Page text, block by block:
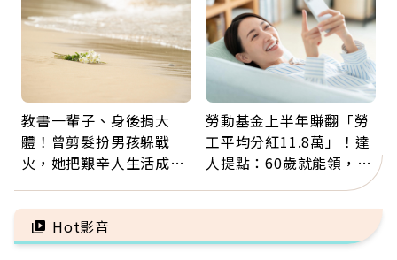
教書一輩子、身後捐大
體！曾剪髮扮男孩躲戰
火，她把艱辛人生活成風
福
勞動基金上半年賺翻「勞
工平均分紅11.8萬」！達
人提點：60歲就能領，重
新就業還有隱藏版退休金
Hot影音